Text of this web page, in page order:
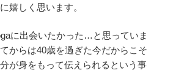
嬉しく思います。
に出会いたかった…と思っていま
からは40歳を過ぎた今だからこそ
が身をもって伝えられるという事